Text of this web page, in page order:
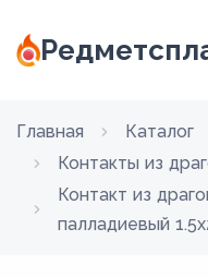
Главная Каталог
Контакты из
Контакт из
палладиевый